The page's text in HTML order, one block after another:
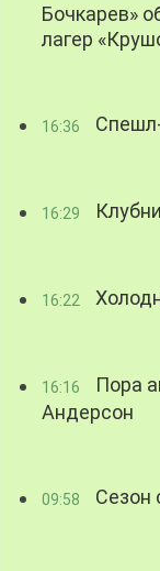
Бочкарев»
лагер
16:36
16:29
16:22
16:16
Пора
Андерсон
09:58 Сезон